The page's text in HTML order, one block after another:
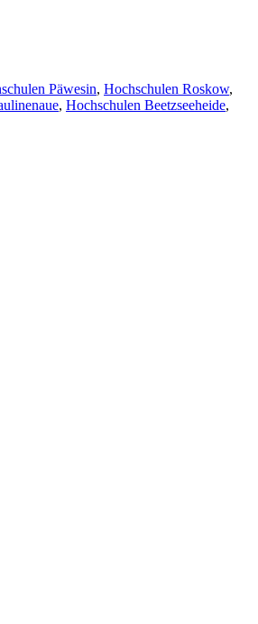
Päwesin, Hochschulen Roskow,
, Hochschulen Beetzseeheide,